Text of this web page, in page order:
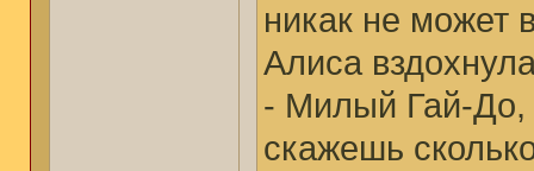
никак не может
Алиса
- Милый Гай-До,
скажешь